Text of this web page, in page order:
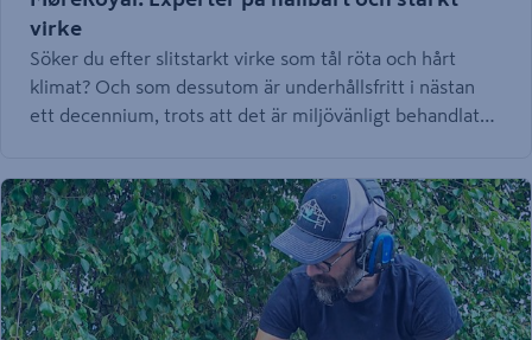
virke
Söker du efter slitstarkt virke som tål röta och hårt
klimat? Och som dessutom är underhållsfritt i nästan
ett decennium, trots att det är miljövänligt behandlat?